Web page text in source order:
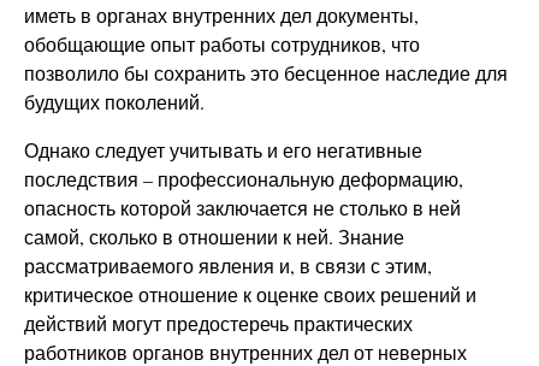
иметь в органах внутренних дел документы,
обобщающие опыт работы сотрудников, что
позволило бы сохранить это бесценное наследие для
будущих поколений.
Однако следует учитывать и его негативные
последствия – профессиональную деформацию,
опасность которой заключается не столько в ней
самой, сколько в отношении к ней. Знание
рассматриваемого явления и, в связи с этим,
критическое отношение к оценке своих решений и
действий могут предостеречь практических
работников органов внутренних дел от неверных